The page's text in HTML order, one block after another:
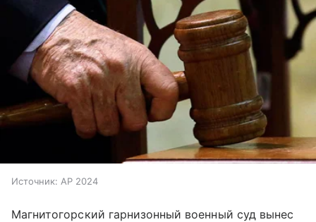
Источник: AP 2024
Магнитогорский гарнизонный военный суд вынес